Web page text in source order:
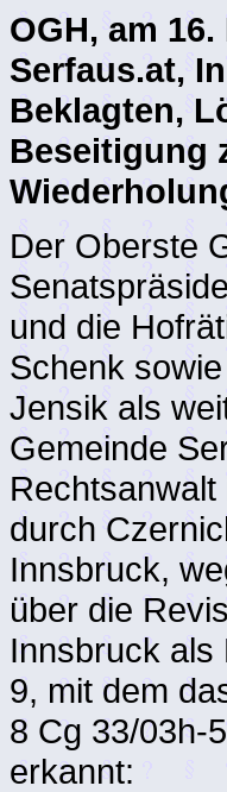
OGH, am
Serfaus.at,
Beklagten,
Beseitigung
Der Oberste
und die
Schenk
Jensik als
Gemeinde
durch
Innsbruck,
über die
Innsbruck als
9, mit dem
8 Cg 33/03h-
erkannt: